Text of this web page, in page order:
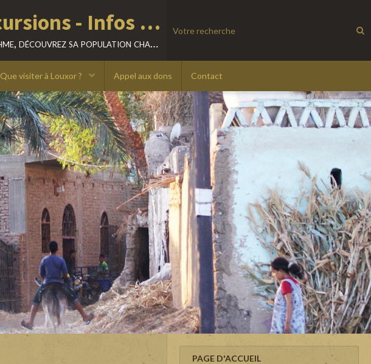
Location villa - Excursions - Infos sur LOUXOR - EGYPTE
visitez louxor librement, à votre rythme, découvrez sa population chaleureuse.
Que visiter à Louxor ? Appel aux dons Contact
PAGE D'ACCUEIL